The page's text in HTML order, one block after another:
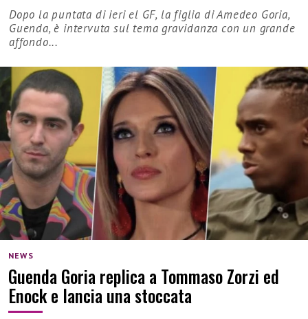
Dopo la puntata di ieri el GF, la figlia di Amedeo Goria,
Guenda, è intervuta sul tema gravidanza con un grande
affondo...
NEWS
Guenda Goria replica a Tommaso Zorzi ed
Enock e lancia una stoccata